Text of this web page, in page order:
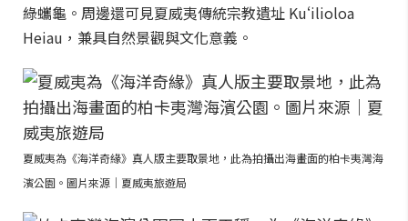
綠蠵龜。周邊還可見夏威夷傳統宗教遺址 Kuʻilioloa
Heiau，兼具自然景觀與文化意義。
夏威夷為《海洋奇緣》真人版主要取景地，此為拍攝出海畫面的柏卡夷灣海
濱公園。圖片來源｜夏威夷旅遊局